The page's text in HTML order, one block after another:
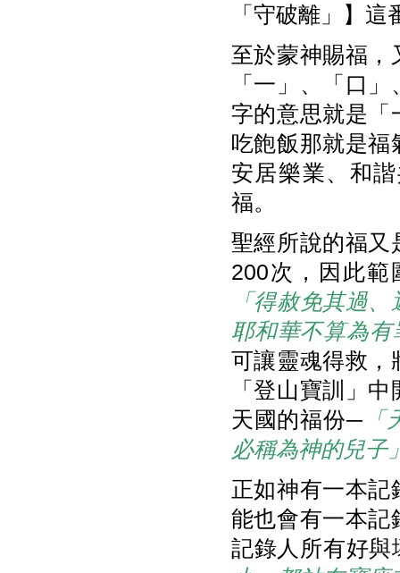
「守破離」】
至於蒙神賜福，
「一」、「口
字的意思就是「
吃飽飯那就是福
安居樂業、和
福。
聖經所說的福又
200次，因此範
「得赦免其過
耶和華不算為
可讓靈魂得救，
「登山寶訓」
天國的福份─
必稱為神的兒子
正如神有一本記
能也會有一本記
記錄人所有好與